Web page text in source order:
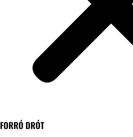
FORRÓ DRÓT